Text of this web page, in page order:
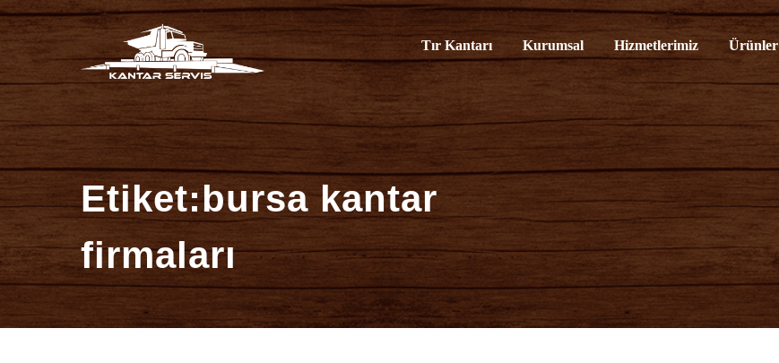
İçeriğe
atla
Kantar ServisiTır Kantarı Kurumsal Hizmetlerimiz Ürünler
Etiket:bursa kantar
firmaları